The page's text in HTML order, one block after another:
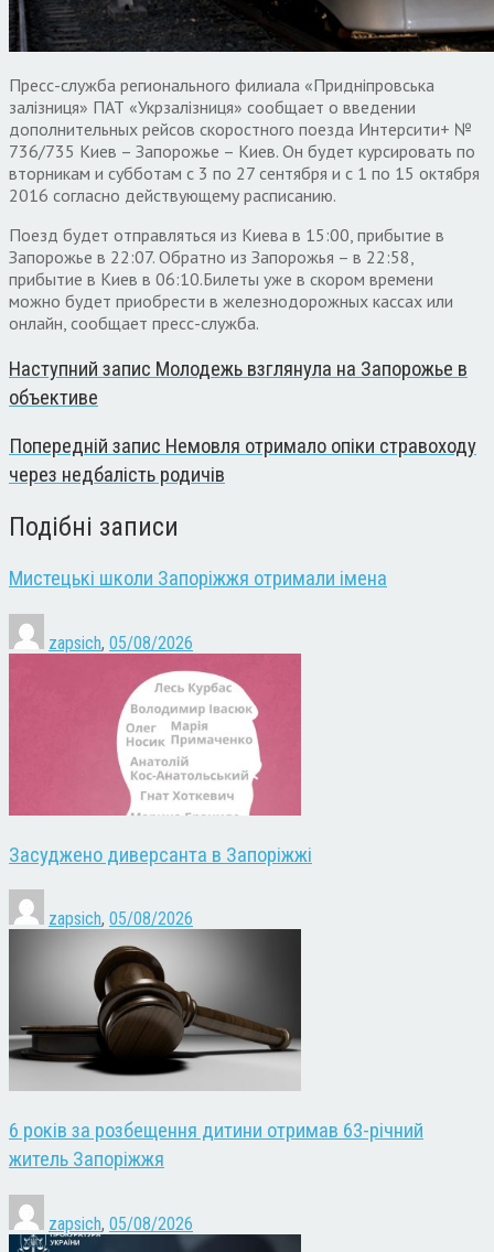
Пресс-служба регионального филиала «Придніпровська
залізниця» ПАТ «Укрзалізниця» сообщает о введении
дополнительных рейсов скоростного поезда Интерсити+ №
736/735 Киев – Запорожье – Киев. Он будет курсировать по
вторникам и субботам с 3 по 27 сентября и с 1 по 15 октября
2016 согласно действующему расписанию.
Поезд будет отправляться из Киева в 15:00, прибытие в
Запорожье в 22:07. Обратно из Запорожья – в 22:58,
прибытие в Киев в 06:10.Билеты уже в скором времени
можно будет приобрести в железнодорожных кассах или
онлайн, сообщает пресс-служба.
Наступний запис Молодежь взглянула на Запорожье в
объективе
Попередній запис Немовля отримало опіки стравоходу
через недбалість родичів
Подібні записи
Мистецькі школи Запоріжжя отримали імена
zapsich, 05/08/2026
Засуджено диверсанта в Запоріжжі
zapsich, 05/08/2026
6 років за розбещення дитини отримав 63-річний
житель Запоріжжя
zapsich, 05/08/2026